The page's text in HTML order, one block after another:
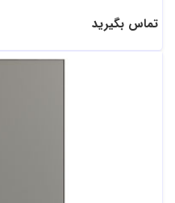
تماس بگیرید